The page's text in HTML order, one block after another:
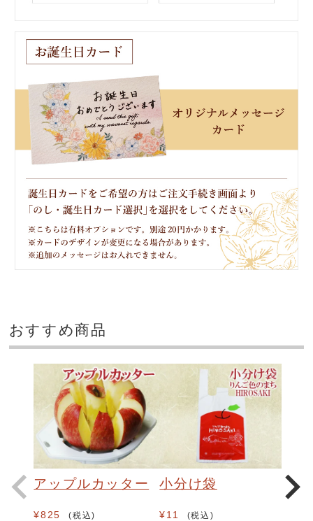
おすすめ商品
アップルカッター
¥825 税込
小分け袋
¥11 税込